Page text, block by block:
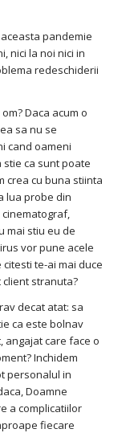
pandemie
nici la noi nici in
redeschiderii
Daca acum o
sa nu se
cand oameni
ca sunt poate
crea cu buna stiinta
lua probe din
mai stiu eu de
vor pune acele
te-ai mai duce
stranuta?
decat atat: sa
ca este bolnav
angajat care face o
Inchidem
personalul in
Doamne
a complicatiilor
fiecare